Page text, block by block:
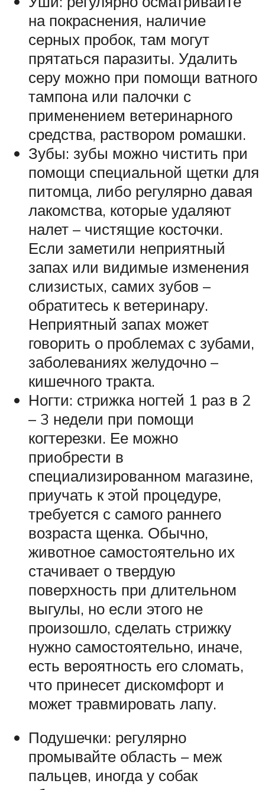
на покраснения, наличие
серных пробок, там могут
прятаться паразиты. Удалить
серу можно при помощи ватного
тампона или палочки с
применением ветеринарного
средства, раствором ромашки.
Зубы: зубы можно чистить при
помощи специальной щетки для
питомца, либо регулярно давая
лакомства, которые удаляют
налет – чистящие косточки.
Если заметили неприятный
запах или видимые изменения
слизистых, самих зубов –
обратитесь к ветеринару.
Неприятный запах может
говорить о проблемах с зубами,
заболеваниях желудочно –
кишечного тракта.
Ногти: стрижка ногтей 1 раз в 2
– 3 недели при помощи
когтерезки. Ее можно
приобрести в
специализированном магазине,
приучать к этой процедуре,
требуется с самого раннего
возраста щенка. Обычно,
животное самостоятельно их
стачивает о твердую
поверхность при длительном
выгулы, но если этого не
произошло, сделать стрижку
нужно самостоятельно, иначе,
есть вероятность его сломать,
что принесет дискомфорт и
может травмировать лапу.
Подушечки: регулярно
промывайте область – меж
пальцев, иногда у собак